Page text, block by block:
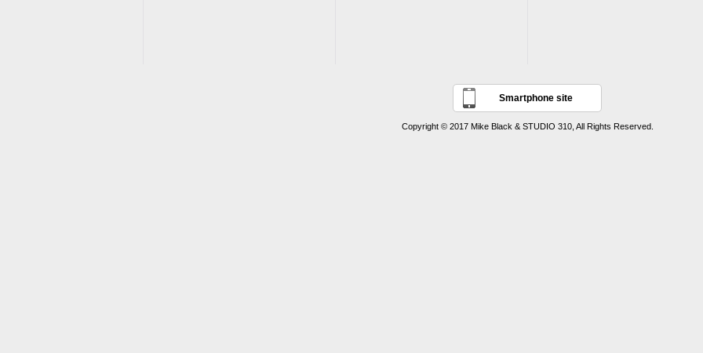
Smartphone site
Copyright © 2017 Mike Black & STUDIO 310, All Rights Reserved.